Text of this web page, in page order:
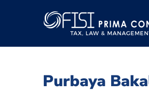
Purbaya